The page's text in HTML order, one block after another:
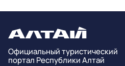
середины VI в. алтайские
Западную Маньчжураю, и
Официальный туристический
портал Республики Алтай